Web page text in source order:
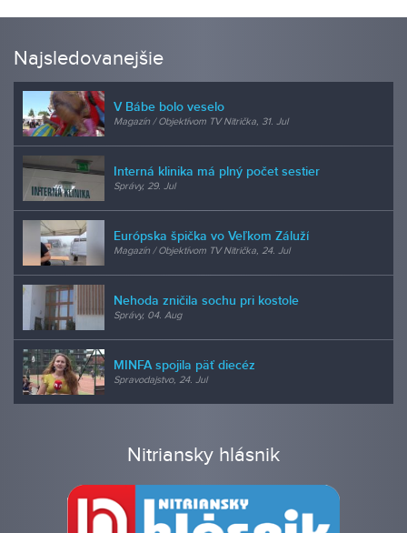
Najsledovanejšie
V Bábe bolo veselo
Magazín / Objektívom TV Nitrička, 31. Jul
Interná klinika má plný počet sestier
Správy, 29. Jul
Európska špička vo Veľkom Záluží
Magazín / Objektívom TV Nitrička, 24. Jul
Nehoda zničila sochu pri kostole
Správy, 04. Aug
MINFA spojila päť diecéz
Spravodajstvo, 24. Jul
Nitriansky hlásnik